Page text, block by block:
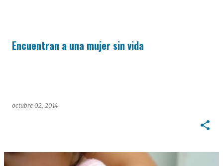
Encuentran a una mujer sin vida
octubre 02, 2014